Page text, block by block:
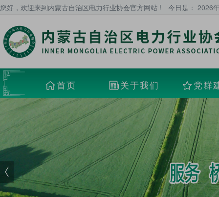
您好，欢迎来到内蒙古自治区电力行业协会官方网站 ! 今日是： 2026
首页 关于我们 党群